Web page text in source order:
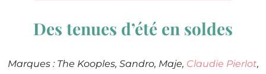
Des tenues d’été en soldes
Marques : The Kooples, Sandro, Maje, Claudie Pierlot,